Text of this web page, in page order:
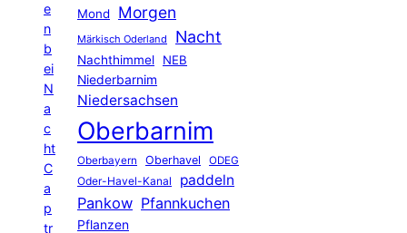
e
n
b
ei
N
a
c
ht
C
a
p
tr
Mond
Morgen
Märkisch Oderland Nacht
Nachthimmel
NEB
Niederbarnim
Niedersachsen
Oberbarnim
Oberbayern Oberhavel ODEG
Oder-Havel-Kanal paddeln
Pankow Pfannkuchen
Pflanzen